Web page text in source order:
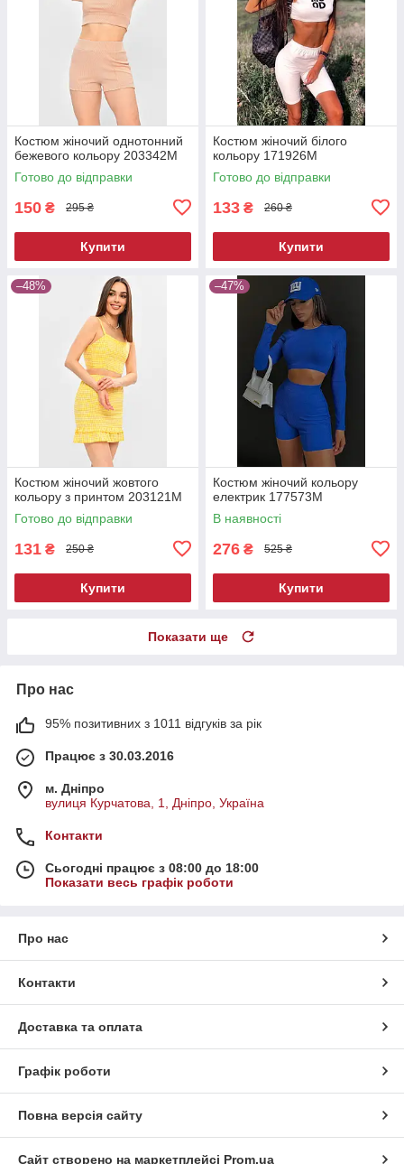
Костюм жіночий однотонний
бежевого кольору 203342M
Готово до відправки
150 ₴ 295 ₴
Купити
Костюм жіночий білого
кольору 171926M
Готово до відправки
133 ₴ 260 ₴
Купити
–48%
Костюм жіночий жовтого
кольору з принтом 203121M
Готово до відправки
131 ₴ 250 ₴
Купити
–47%
Костюм жіночий кольору
електрик 177573M
В наявності
276 ₴ 525 ₴
Купити
Показати ще
Про нас
95% позитивних з 1011 відгуків за рік
Працює з 30.03.2016
м. Дніпро
вулиця Курчатова, 1, Дніпро, Україна
Контакти
Сьогодні працює з 08:00 до 18:00
Показати весь графік роботи
Про нас
Контакти
Доставка та оплата
Графік роботи
Повна версія сайту
Сайт створено на маркетплейсі Prom.ua